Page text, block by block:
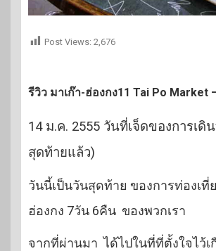
Post Views: 2,676
รีวิว มาเก๊า-ฮ่องกง11 Tai Po Market
14 ม.ค. 2555 วันที่เจ็ดของการเดิ
สุดท้ายแล้ว)
วันนี้เป็นวันสุดท้าย ของการท่องเที่
ฮ่องกง 7วัน 6คืน ของพวกเรา
จากที่ผ่านมา ได้ไปในที่ที่ตั้งใจไว้เ